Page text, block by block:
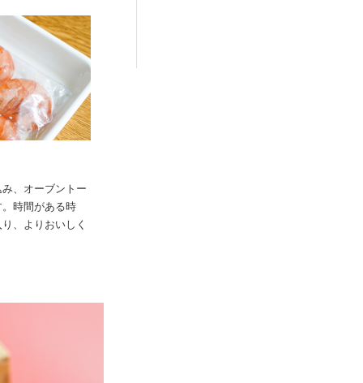
、オーブントー
時間がある時
、よりおいしく